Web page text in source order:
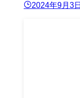
2024年9月3日